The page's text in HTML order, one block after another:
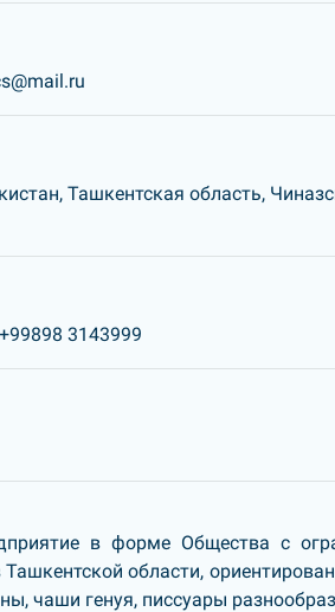
Ташкентская область,
+99898 3143999
в форме Общества с
области,
чаши генуя, писсуары